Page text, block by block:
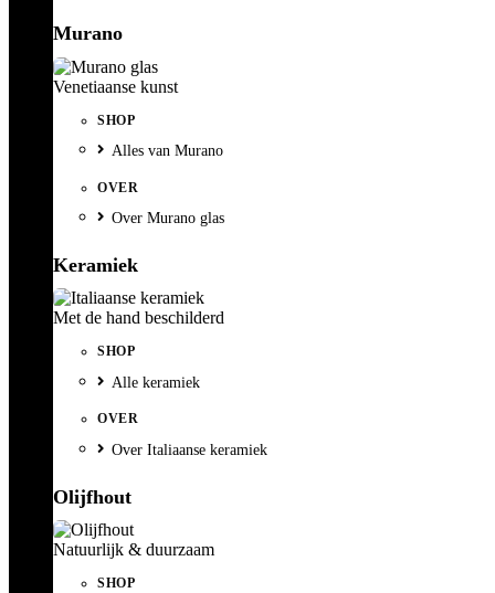
Murano
Venetiaanse kunst
SHOP
Alles van Murano
OVER
Over Murano glas
Keramiek
Met de hand beschilderd
SHOP
Alle keramiek
OVER
Over Italiaanse keramiek
Olijfhout
Natuurlijk & duurzaam
SHOP